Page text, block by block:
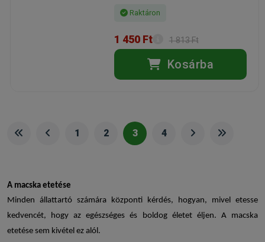
Raktáron
1 450 Ft 1 813 Ft
Kosárba
1 2 3 4
A macska etetése
Minden állattartó számára központi kérdés, hogyan, mivel etesse
kedvencét, hogy az egészséges és boldog életet éljen. A macska
etetése sem kivétel ez alól.